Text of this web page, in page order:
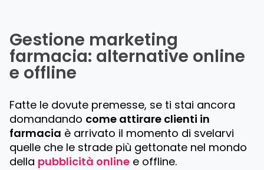
Gestione marketing
farmacia: alternative online
e offline
Fatte le dovute premesse, se ti stai ancora
domandando come attirare clienti in
farmacia è arrivato il momento di svelarvi
quelle che le strade più gettonate nel mondo
della pubblicità online e offline.